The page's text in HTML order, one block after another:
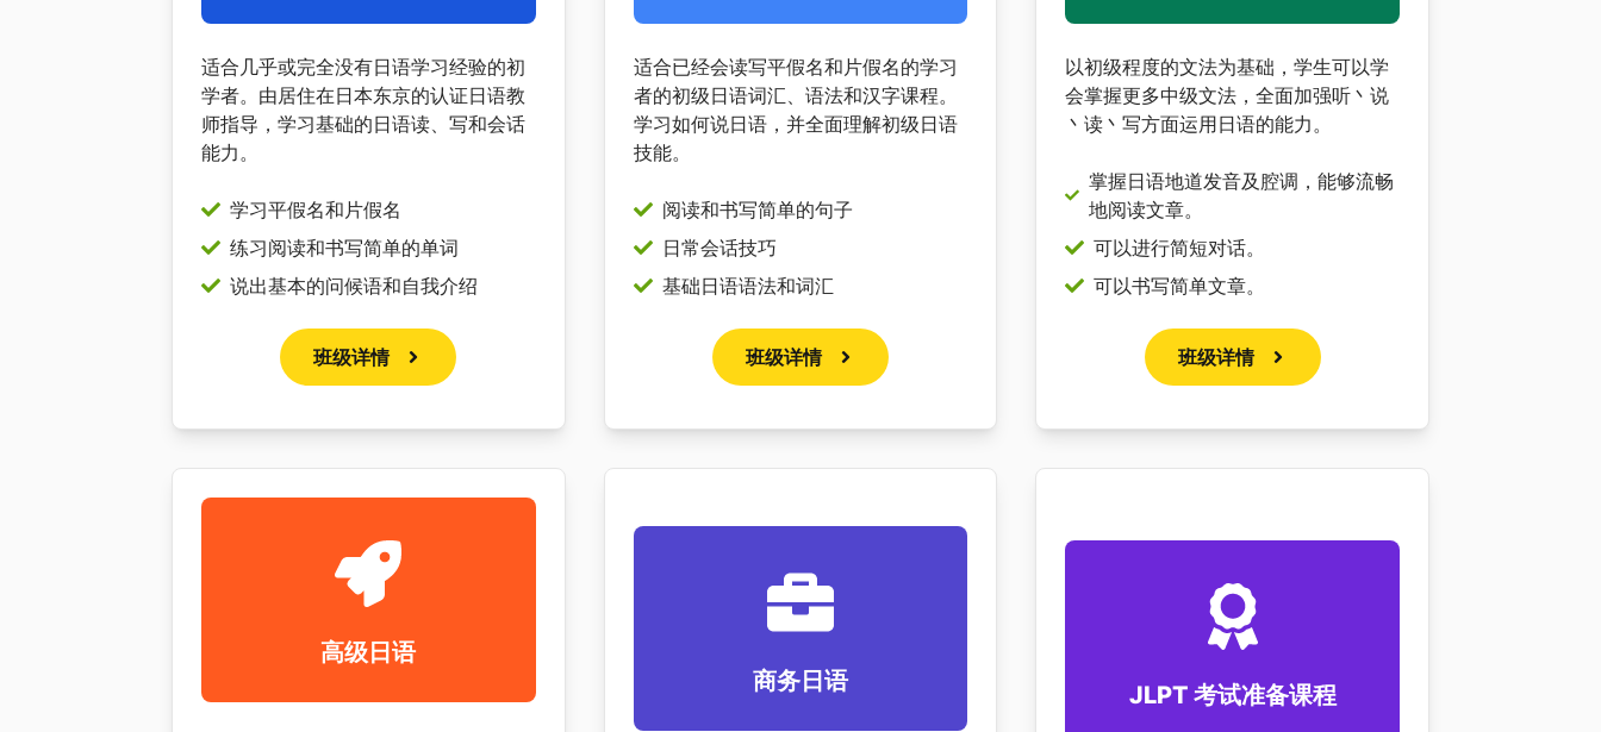
适合几乎或完全没有日语学习经验的初
学者。由居住在日本东京的认证日语教
师指导，学习基础的日语读、写和会话
能力。
学习平假名和片假名
练习阅读和书写简单的单词
说出基本的问候语和自我介绍
班级详情
适合已经会读写平假名和片假名的学习
者的初级日语词汇、语法和汉字课程。
学习如何说日语，并全面理解初级日语
技能。
阅读和书写简单的句子
日常会话技巧
基础日语语法和词汇
班级详情
以初级程度的文法为基础，学生可以学
会掌握更多中级文法，全面加强听丶说
丶读丶写方面运用日语的能力。
掌握日语地道发音及腔调，能够流畅
地阅读文章。
可以进行简短对话。
可以书写简单文章。
班级详情
高级日语
商务日语 JLPT 考试准备课程